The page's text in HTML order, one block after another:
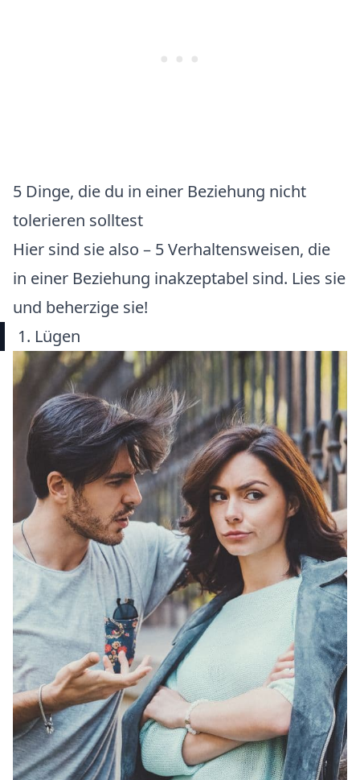
5 Dinge, die du in einer Beziehung nicht
tolerieren solltest
Hier sind sie also – 5 Verhaltensweisen, die
in einer Beziehung inakzeptabel sind. Lies sie
und beherzige sie!
1. Lügen